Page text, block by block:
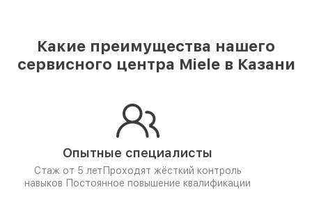
Какие преимущества нашего
сервисного центра Miele в Казани
Опытные специалисты
Стаж от 5 лет Проходят жёсткий контроль
навыков Постоянное повышение квалификации